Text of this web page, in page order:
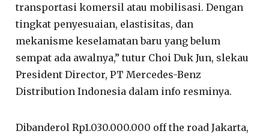
transportasi komersil atau mobilisasi. Dengan
tingkat penyesuaian, elastisitas, dan
mekanisme keselamatan baru yang belum
sempat ada awalnya,” tutur Choi Duk Jun, slekau
President Director, PT Mercedes-Benz
Distribution Indonesia dalam info resminya.
Dibanderol Rp1.030.000.000 off the road Jakarta,